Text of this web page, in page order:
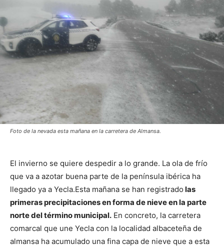
Foto de la nevada esta mañana en la carretera de Almansa.
El invierno se quiere despedir a lo grande. La ola de frío
que va a azotar buena parte de la península ibérica ha
llegado ya a Yecla.Esta mañana se han registrado las
primeras precipitaciones en forma de nieve en la parte
norte del término municipal. En concreto, la carretera
comarcal que une Yecla con la localidad albaceteña de
almansa ha acumulado una fina capa de nieve que a esta